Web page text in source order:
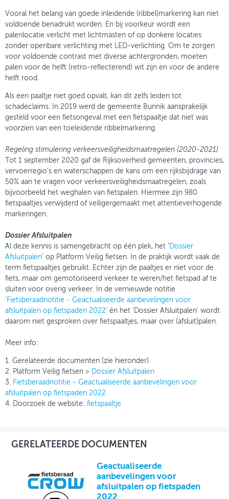
Vooral het belang van goede inleidende (ribbel)markering kan niet
voldoende benadrukt worden. En bij voorkeur wordt een
palenlocatie verlicht met lichtmasten of op donkere locaties
zonder openbare verlichting met LED-verlichting. Om te zorgen
voor voldoende contrast met diverse achtergronden, moeten
palen voor de helft (retro-reflecterend) wit zijn en voor de andere
helft rood.
Als een paaltje niet goed opvalt, kan dit zelfs leiden tot
schadeclaims. In 2019 werd de gemeente Bunnik aansprakelijk
gesteld voor een fietsongeval met een fietspaaltje dat niet was
voorzien van een toeleidende ribbelmarkering.
Regeling stimulering verkeersveiligheidsmaatregelen (2020-2021)
Tot 1 september 2020 gaf de Rijksoverheid gemeenten, provincies,
vervoerregio's en waterschappen de kans om een rijksbijdrage van
50% aan te vragen voor verkeersveiligheidsmaatregelen, zoals
bijvoorbeeld het weghalen van fietspalen. Hiermee zijn 980
fietspaaltjes verwijderd of veiligergemaakt met attentieverhogende
markeringen.
Dossier Afsluitpalen
Al deze kennis is samengebracht op één plek, het ' Dossier
Afsluitpalen' op Platform Veilig fietsen. In de praktijk wordt vaak de
term fietspaaltjes gebruikt. Echter zijn de paaltjes er niet voor de
fiets, maar om gemotoriseerd verkeer te weren/het fietspad af te
sluiten voor overig verkeer. In de vernieuwde notitie
'Fietsberaadnotitie - Geactualiseerde aanbevelingen voor
afsluitpalen op fietspaden 2022' én het 'Dossier Afsluitpalen' wordt
daarom niet gesproken over fietspaaltjes, maar over (afsluit)palen.
Meer info:
1. Gerelateerde documenten (zie hieronder)
2. Platform Veilig fietsen > Dossier Afsluitpalen
3. Fietsberaadnotitie - Geactualiseerde aanbevelingen voor
afsluitpalen op fietspaden 2022
4. Doorzoek de website: fietspaaltje
GERELATEERDE DOCUMENTEN
Geactualiseerde
aanbevelingen voor
afsluitpalen op fietspaden
2022